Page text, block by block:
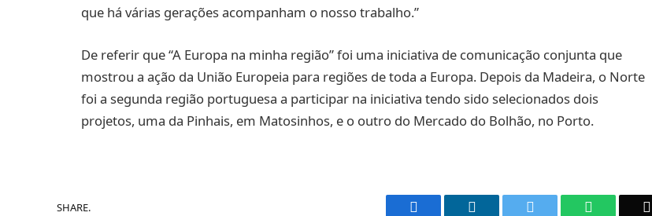
que há várias gerações acompanham o nosso trabalho.”
De referir que “A Europa na minha região” foi uma iniciativa de comunicação conjunta que
mostrou a ação da União Europeia para regiões de toda a Europa. Depois da Madeira, o Norte
foi a segunda região portuguesa a participar na iniciativa tendo sido selecionados dois
projetos, uma da Pinhais, em Matosinhos, e o outro do Mercado do Bolhão, no Porto.
SHARE. Facebook LinkedIn WhatsApp